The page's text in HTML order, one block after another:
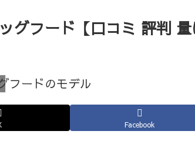
グフード【口コミ 評判 量
Facebook